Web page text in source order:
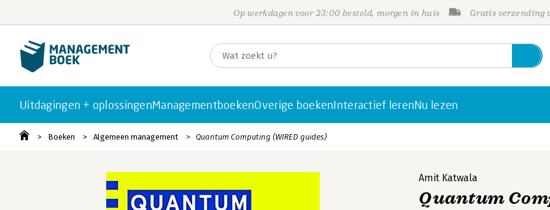
Op werkdagen voor 23:00 besteld, morgen in huis Gratis verzending
Uitdagingen + oplossingenManagementboekenOverige boekenInteractief lerenNu lezen
Boeken Algemeen management Quantum Computing (WIRED guides)
Amit Katwala
Quantum